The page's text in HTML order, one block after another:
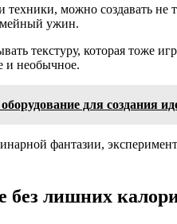
можно создавать не
ужин.
текстуру, которая тоже
и необычное.
для создания
фантазии,
без лишних